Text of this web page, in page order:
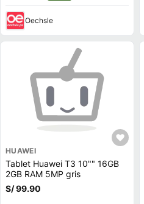
Oechsle
HUAWEI
Tablet Huawei T3 10"" 16GB
2GB RAM 5MP gris
S/ 99.90